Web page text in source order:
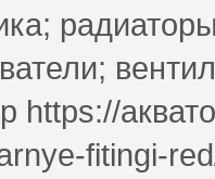
https://
fitingi-